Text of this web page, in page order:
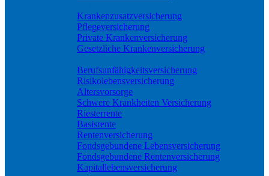
Krankenzusatzversicherung
Pflegeversicherung
Private Krankenversicherung
Gesetzliche Krankenversicherung
Berufs­unfähigkeitsversicherung
Risikolebensversicherung
Altersvorsorge
Schwere Krankheiten Versicherung
Riesterrente
Basisrente
Rentenversicherung
Fondsgebundene Lebensversicherung
Fondsgebundene Rentenversicherung
Kapitallebensversicherung